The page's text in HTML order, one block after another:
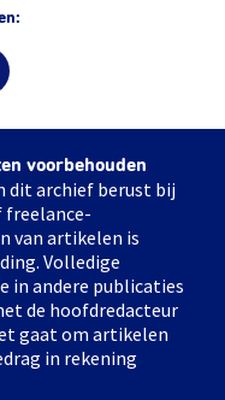
voorbehouden
dit archief berust bij
freelance-
van artikelen is
Volledige
in andere publicaties
de hoofdredacteur
gaat om artikelen
in rekening